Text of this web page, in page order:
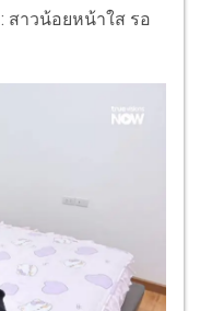
: สาวน้อยหน้าใส รอ